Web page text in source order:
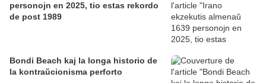
personojn en 2025, tio estas rekordo
de post 1989
Bondi Beach kaj la longa historio de
la kontraŭcionisma perforto